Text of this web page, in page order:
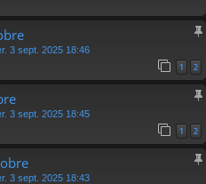
3 sept. 2025 18:46
1 2
3 sept. 2025 18:45
1 2
3 sept. 2025 18:43